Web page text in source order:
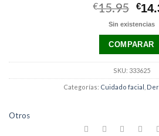
€15.95 El
era:
€
Sin existencias
COMPARAR
SKU: 333625
Categorías: Cuidado facial
Otros